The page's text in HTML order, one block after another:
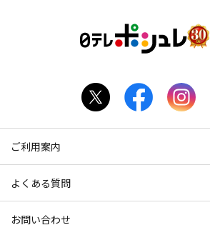
ご利用案内
よくある質問
お問い合わせ